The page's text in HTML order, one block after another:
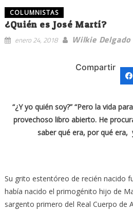
COLUMNISTAS
¿Quién es José Martí?
enero 24, 2018 Wilkie
Compartir
“¿Y yo quién soy?” “Pero la vida
provechoso libro abierto. He
saber qué era, por qué era,
Su grito estentóreo de recién nacido
había nacido el primogénito hijo de
sargento primero del Real Cuerpo de